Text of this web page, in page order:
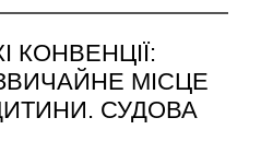
КОНВЕНЦІЇ:
МІСЦЕ
СУДОВА